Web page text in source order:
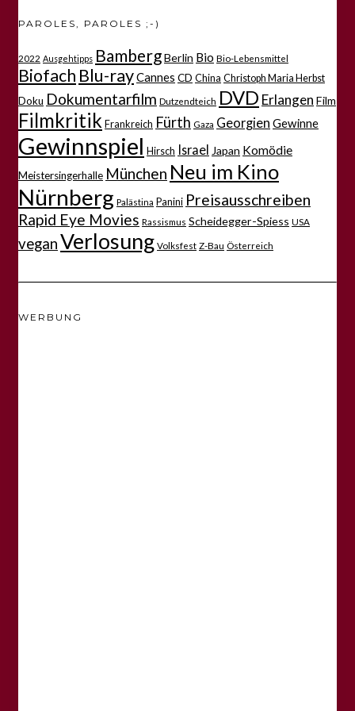
PAROLES, PAROLES ;-)
2022 Ausgehtipps BambergBerlin Bio Bio-Lebensmittel
Biofach Blu-rayCannes CD China Christoph Maria Herbst
Doku Dokumentarfilm Dutzendteich DVD Erlangen Film
Filmkritik Frankreich Fürth Gaza Georgien Gewinne
Gewinnspiel Hirsch Israel Japan Komödie
Meistersingerhalle München Neu im Kino
Nürnberg Palästina Panini Preisausschreiben
Rapid Eye Movies Rassismus Scheidegger-Spiess USA
veganVerlosung Volksfest Z-Bau Österreich
WERBUNG